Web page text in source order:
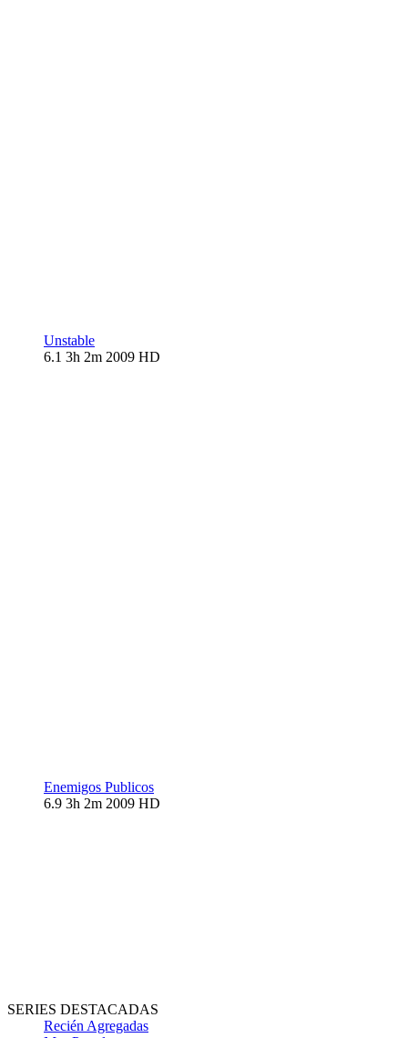
Unstable
6.1 3h 2m 2009 HD
Enemigos Publicos
6.9 3h 2m 2009 HD
SERIES DESTACADAS
Recién Agregadas